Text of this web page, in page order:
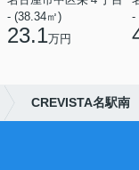
- (38.34㎡)
23.1万円
-
CREVISTA名駅南